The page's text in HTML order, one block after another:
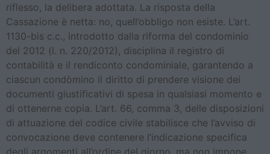
riflesso, la delibera adottata. La risposta della
Cassazione è netta: no, quell’obbligo non esiste. L’art.
1130-bis c.c., introdotto dalla riforma del condominio
del 2012 (l. n. 220/2012), disciplina il registro di
contabilità e il rendiconto condominiale, garantendo a
ciascun condòmino il diritto di prendere visione dei
documenti giustificativi di spesa in qualsiasi momento e
di ottenerne copia. L’art. 66, comma 3, delle disposizioni
di attuazione del codice civile stabilisce che l’avviso di
convocazione deve contenere l’indicazione specifica
degli argomenti all’ordine del giorno, ma non impone